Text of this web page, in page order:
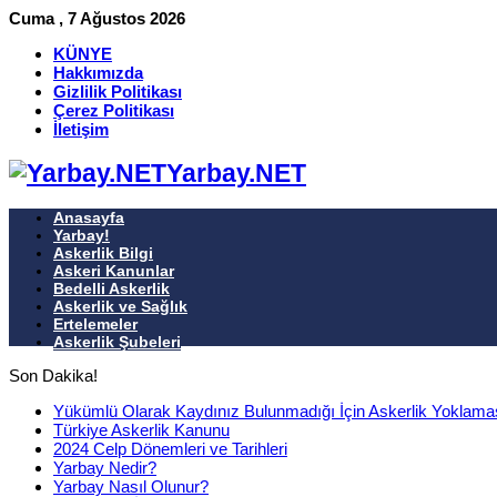
Cuma , 7 Ağustos 2026
KÜNYE
Hakkımızda
Gizlilik Politikası
Çerez Politikası
İletişim
Yarbay.NET
Anasayfa
Yarbay!
Askerlik Bilgi
Askeri Kanunlar
Bedelli Askerlik
Askerlik ve Sağlık
Ertelemeler
Askerlik Şubeleri
Son Dakika!
Yükümlü Olarak Kaydınız Bulunmadığı İçin Askerlik
Türkiye Askerlik Kanunu
2024 Celp Dönemleri ve Tarihleri
Yarbay Nedir?
Yarbay Nasıl Olunur?